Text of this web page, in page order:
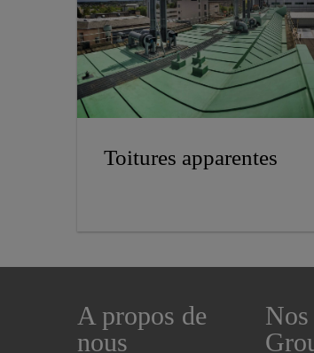
Toitures apparentes
A propos de
nous